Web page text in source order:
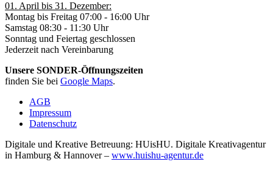
01. April bis 31. Dezember:
Montag bis Freitag 07:00 - 16:00 Uhr
Samstag 08:30 - 11:30 Uhr
Sonntag und Feiertag geschlossen
Jederzeit nach Vereinbarung
Unsere SONDER-Öffnungszeiten
finden Sie bei Google Maps.
AGB
Impressum
Datenschutz
Digitale und Kreative Betreuung: HUisHU. Digitale Kreativagentur
in Hamburg & Hannover – www.huishu-agentur.de